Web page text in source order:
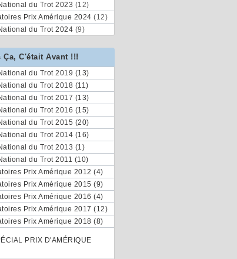
du Trot 2023 (12)
Prix Amérique 2024 (12)
du Trot 2024 (9)
Ça, C'était Avant !!!
du Trot 2019 (13)
du Trot 2018 (11)
du Trot 2017 (13)
du Trot 2016 (15)
du Trot 2015 (20)
du Trot 2014 (16)
du Trot 2013 (1)
du Trot 2011 (10)
Prix Amérique 2012 (4)
Prix Amérique 2015 (9)
Prix Amérique 2016 (4)
Prix Amérique 2017 (12)
Prix Amérique 2018 (8)
PRIX D'AMÉRIQUE